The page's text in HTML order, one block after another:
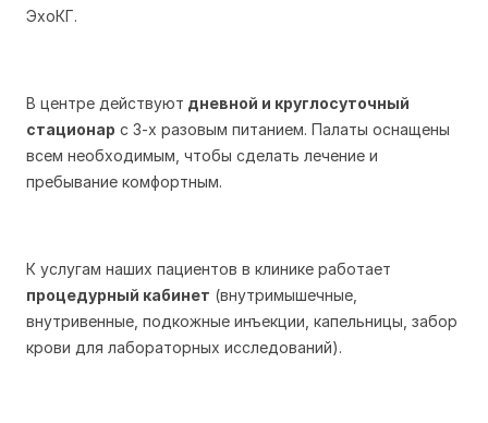
ЭхоКГ.
В центре действуют дневной и круглосуточный
стационар с 3-х разовым питанием. Палаты оснащены
всем необходимым, чтобы сделать лечение и
пребывание комфортным.
К услугам наших пациентов в клинике работает
процедурный кабинет (внутримышечные,
внутривенные, подкожные инъекции, капельницы, забор
крови для лабораторных исследований).